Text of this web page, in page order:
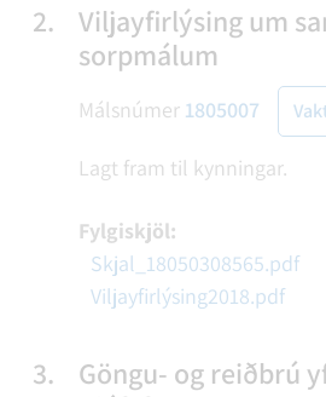
2.
Viljayfirlýsing um
sorpmálum
Málsnúmer 1805007
Lagt fram til kynningar.
Fylgiskjöl:
Skjal_18050308565.pdf
Viljayfirlýsing2018.pdf
3.
Göngu- og reiðbrú